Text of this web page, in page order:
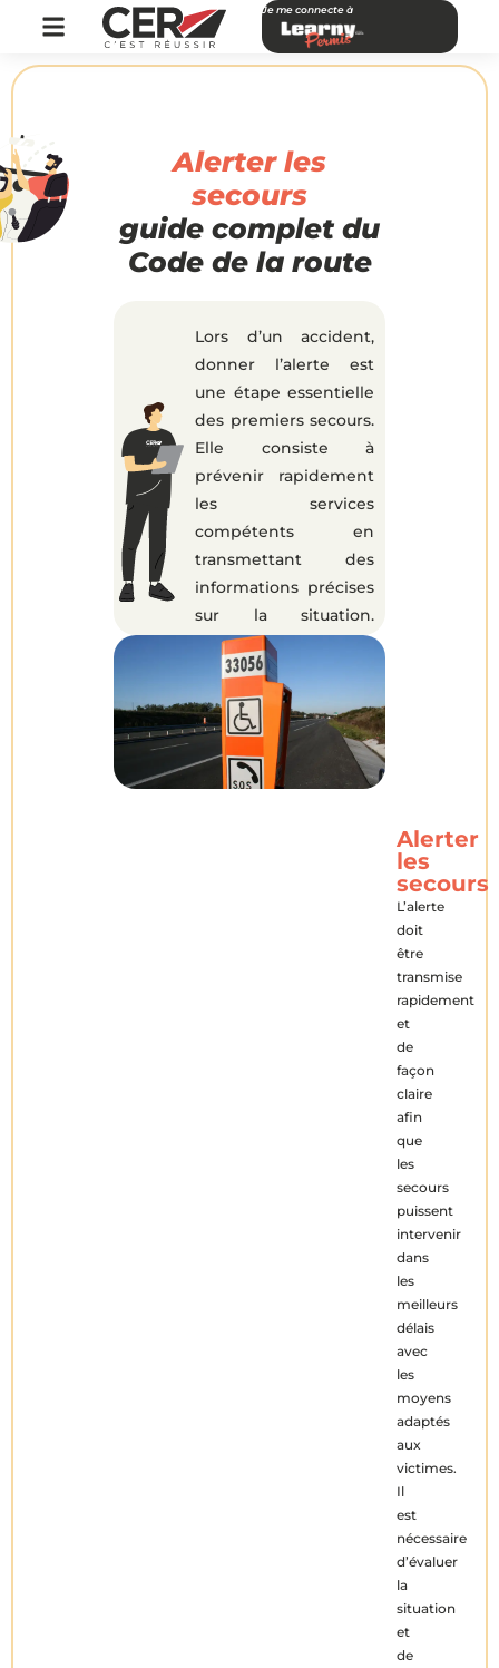
Je me connecte à
Alerter les
secours
guide complet du
Code de la route
Lors d’un accident,
donner l’alerte est
une étape essentielle
des premiers secours.
Elle consiste à
prévenir rapidement
les services
compétents en
transmettant des
informations précises
sur la situation.
Répondre calmement
aux questions posées
et appliquer les
consignes données
permet d’assurer une
intervention efficace
Alerter
les
secours
L’alerte
doit
être
transmise
rapidement
et
de
façon
claire
afin
que
les
secours
puissent
intervenir
dans
les
meilleurs
délais
avec
les
moyens
adaptés
aux
victimes.
Il
est
nécessaire
d’évaluer
la
situation
et
de